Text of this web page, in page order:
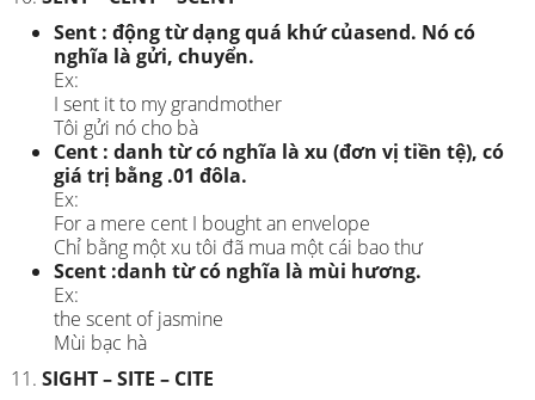
Sent : động từ dạng quá khứ củasend. Nó có
nghĩa là gửi, chuyển.
Ex:
I sent it to my grandmother
Tôi gửi nó cho bà
Cent : danh từ có nghĩa là xu (đơn vị tiền tệ), có
giá trị bằng .01 đôla.
Ex:
For a mere cent I bought an envelope
Chỉ bằng một xu tôi đã mua một cái bao thư
Scent :danh từ có nghĩa là mùi hương.
Ex:
the scent of jasmine
Mùi bạc hà
SIGHT – SITE – CITE